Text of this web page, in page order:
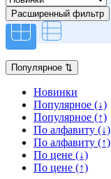
Расширенный фильтр
Популярное ⇅
Новинки
Популярное (↓)
Популярное (↑)
По алфавиту (↓)
По алфавиту (↑)
По цене (↓)
По цене (↑)